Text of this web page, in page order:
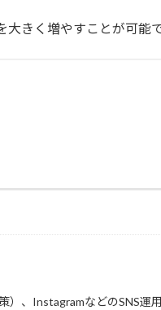
きく増やすことが可能で
）、InstagramなどのSNS運